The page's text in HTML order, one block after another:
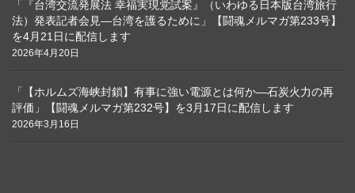
「『台湾交流発展法 幸福実現党試案』（いわゆる日本版台湾旅行
法）発表記者会見―台湾を護るために」【闘魂メルマガ第233号】
を4月21日に配信します
2026年4月20日
「【ホルムズ海峡封鎖】有事に強い電源とは何か―石炭火力の再
評価」【闘魂メルマガ第232号】を3月17日に配信します
2026年3月16日